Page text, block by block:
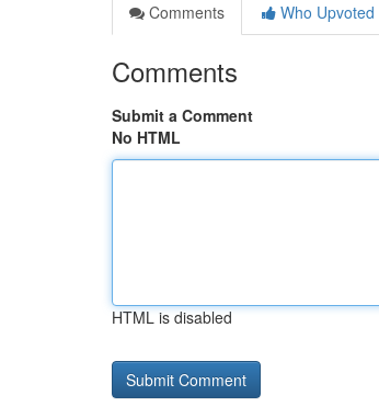
Comments
Who Upvoted
Comments
Submit a Comment
No HTML
HTML is disabled